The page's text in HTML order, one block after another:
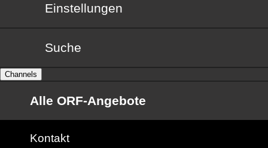
Einstellungen
Suche
Channels
Alle ORF-Angebote
Kontakt